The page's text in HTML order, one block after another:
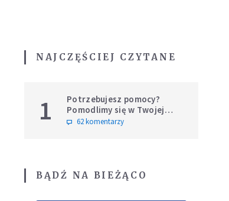
NAJCZĘŚCIEJ CZYTANE
1
Potrzebujesz pomocy?
Pomodlimy się w Twojej
intencji
62 komentarzy
BĄDŹ NA BIEŻĄCO